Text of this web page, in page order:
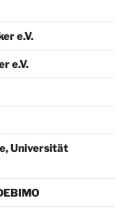
e.V.
e.V.
Universität